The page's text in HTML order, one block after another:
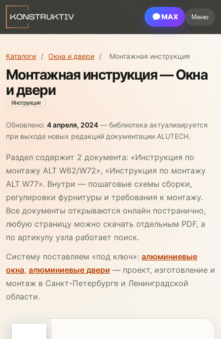
MAX Меню
Каталоги / Окна и двери / Монтажная инструкция
Монтажная инструкция — Окна
и двери
Инструкция
Обновлено: 4 апреля, 2024 — библиотека актуализируется
при выходе новых редакций документации ALUTECH.
Раздел содержит 2 документа: «Инструкция по
монтажу ALT W62/W72», «Инструкция по монтажу
ALT W77». Внутри — пошаговые схемы сборки,
регулировки фурнитуры и требования к монтажу.
Все документы открываются онлайн постранично,
любую страницу можно скачать отдельным PDF, а
по артикулу узла работает поиск.
Систему поставляем «под ключ»: алюминиевые
окна, алюминиевые двери — проект, изготовление и
монтаж в Санкт-Петербурге и Ленинградской
области.